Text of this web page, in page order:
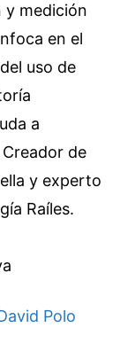
y medición
en el
uso de
a
de
y experto
Raíles.
Polo